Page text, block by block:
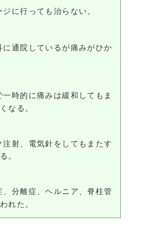
ジに行っても治らない。
に通院しているが痛みがひか
一時的に痛みは緩和してもま
なる。
注射、電気針をしてもまたす
。
、分離症、ヘルニア、脊柱管
れた。